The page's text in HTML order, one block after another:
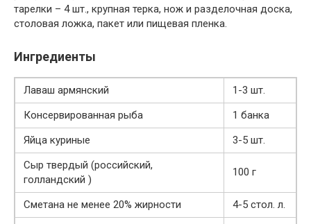
тарелки – 4 шт., крупная терка, нож и разделочная доска,
столовая ложка, пакет или пищевая пленка.
Ингредиенты
Лаваш армянский
1-3 шт.
Консервированная рыба
1 банка
Яйца куриные
3-5 шт.
Сыр твердый (российский,
голландский )
100 г
Сметана не менее 20% жирности 4-5 стол. л.